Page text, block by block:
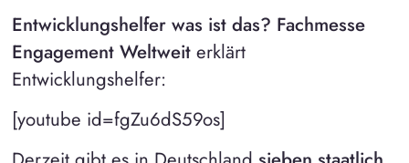
Entwicklungshelfer was ist das? Fachmesse
Engagement Weltweiterklärt
Entwicklungshelfer:
[youtube id=fgZu6dS59os]